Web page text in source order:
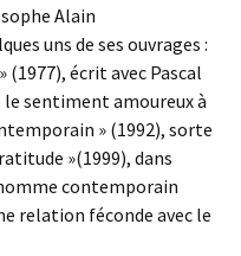
Alain
uns de ses ouvrages :
(1977), écrit avec Pascal
sentiment amoureux à
» (1992), sorte
»(1999), dans
contemporain
relation féconde avec le